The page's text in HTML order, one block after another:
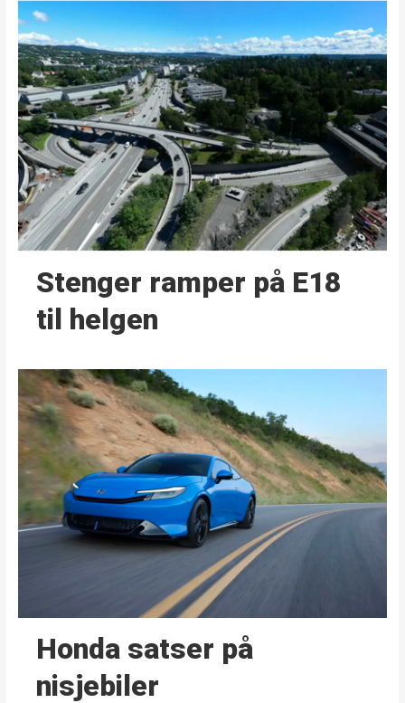
Stenger ramper på E18
til helgen
Honda satser på
nisjebiler